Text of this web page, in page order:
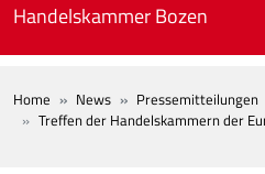
Skip to main content
Handelskammer Bozen
BREADCRUMB
Home News
Pressemitteilungen
Treffen der Handelskammern der